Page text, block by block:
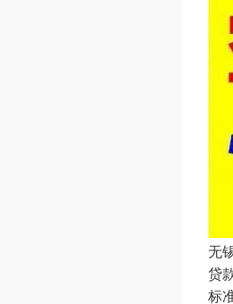
无
贷
标